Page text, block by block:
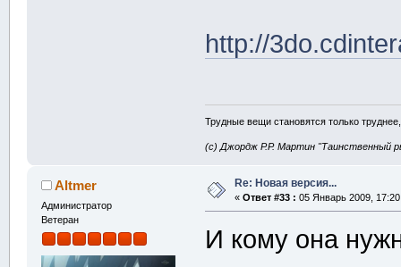
http://
Трудные вещи становятся только
(с) Джордж Р.Р. Мартин "Таинственный
Altmer
Администратор
Ветеран
Re: Новая версия...
« Ответ #33 : 05 Январь 2009,
И кому она